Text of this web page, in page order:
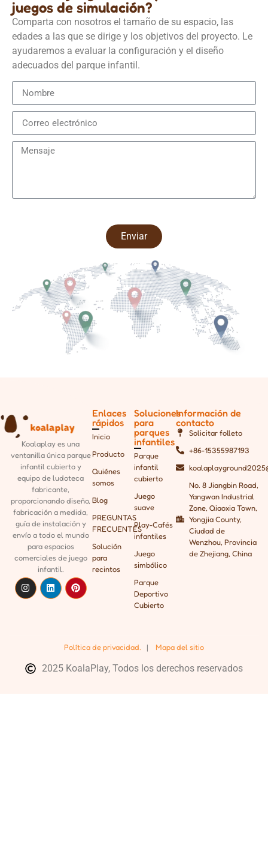
juegos de simulación?
Comparta con nosotros el tamaño de su espacio, las
edades a las que se dirige y los objetivos del proyecto. Le
ayudaremos a evaluar la configuración y el diseño
adecuados del parque infantil.
Enviar
Koalaplay es una
ventanilla única parque
infantil cubierto y
equipo de ludoteca
fabricante,
proporcionandodiseño,
fabricación a medida,
guía de instalación y
envío a todo el mundo
para espacios
comerciales de juego
infantil.
Enlaces
rápidos
Inicio
Producto
Quiénes
somos
Blog
PREGUNTAS
FRECUENTES
Solución
para
recintos
Soluciones
para
parques
infantiles
Parque
infantil
cubierto
Juego
suave
Play-Cafés
infantiles
Juego
simbólico
Parque
Deportivo
Cubierto
Información de
contacto
Solicitar folleto
+86-15355987193
No. 8 Jiangbin Road,
Yangwan Industrial
Zone, Qiaoxia Town,
Yongjia County,
Ciudad de
Wenzhou, Provincia
de Zhejiang, China
Política de privacidad. | Mapa del sitio
2025 KoalaPlay, Todos los derechos reservados